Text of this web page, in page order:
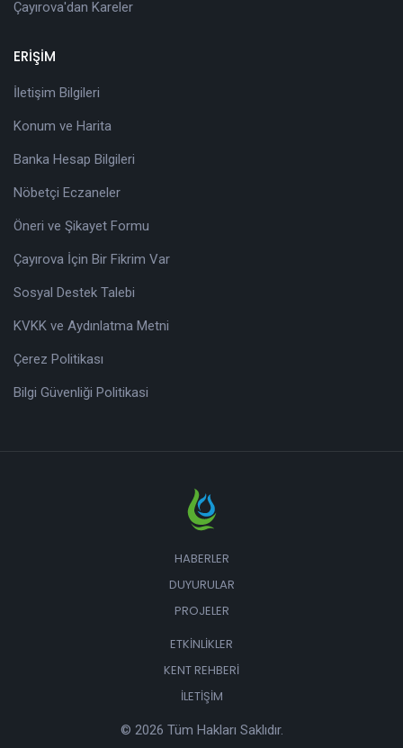
Çayırova'dan Kareler
ERİŞİM
İletişim Bilgileri
Konum ve Harita
Banka Hesap Bilgileri
Nöbetçi Eczaneler
Öneri ve Şikayet Formu
Çayırova İçin Bir Fikrim Var
Sosyal Destek Talebi
KVKK ve Aydınlatma Metni
Çerez Politikası
Bilgi Güvenliği Politikasi
HABERLER
DUYURULAR
PROJELER
ETKINLIKLER
KENT REHBERI
İLETIŞIM
© 2026 Tüm Hakları Saklıdır.